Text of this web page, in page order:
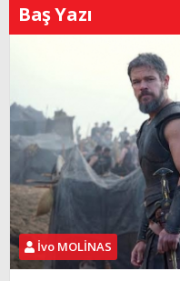
Baş Yazı
İvo MOLİNAS